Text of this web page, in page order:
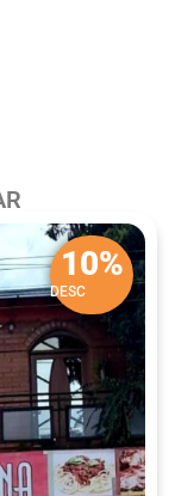
10%
DESC